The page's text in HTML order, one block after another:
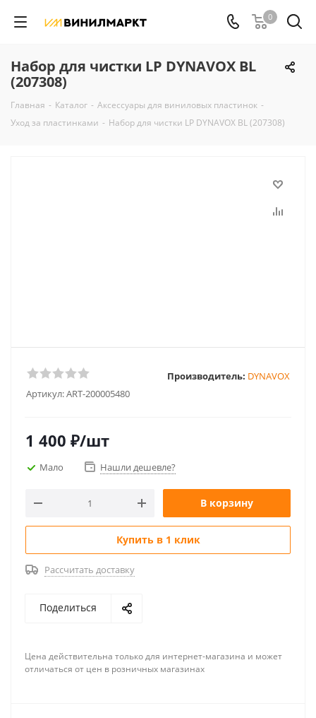
0
Набор для чистки LP DYNAVOX BL
(207308)
Главная - Каталог - Аксессуары для виниловых пластинок -
Уход за пластинками - Набор для чистки LP DYNAVOX BL (207308)
Артикул:ART-200005480
Производитель: DYNAVOX
1 400 ₽/шт
Мало Нашли дешевле?
В корзину
Купить в 1 клик
Рассчитать доставку
Поделиться
Цена действительна только для интернет-магазина и может
отличаться от цен в розничных магазинах